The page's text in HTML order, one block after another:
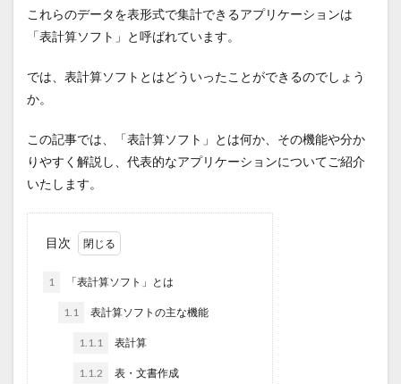
これらのデータを表形式で集計できるアプリケーションは
「表計算ソフト」と呼ばれています。
では、表計算ソフトとはどういったことができるのでしょう
か。
この記事では、「表計算ソフト」とは何か、その機能や分か
りやすく解説し、代表的なアプリケーションについてご紹介
いたします。
目次
1 「表計算ソフト」とは
1.1 表計算ソフトの主な機能
1.1.1 表計算
1.1.2 表・文書作成